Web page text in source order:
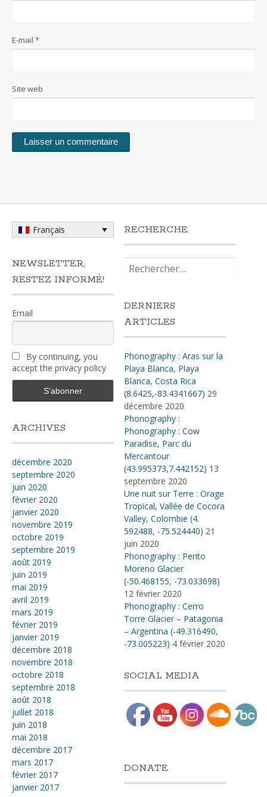
E-mail *
Site web
Français
NEWSLETTER,
RESTEZ INFORMÉ!
Email
By continuing, you
accept the privacy policy
ARCHIVES
décembre 2020
septembre 2020
juin 2020
février 2020
janvier 2020
novembre 2019
octobre 2019
septembre 2019
août 2019
juin 2019
mai 2019
avril 2019
mars 2019
février 2019
janvier 2019
décembre 2018
novembre 2018
octobre 2018
septembre 2018
août 2018
juillet 2018
juin 2018
mai 2018
décembre 2017
mars 2017
février 2017
janvier 2017
RECHERCHE
DERNIERS
ARTICLES
Phonography : Aras sur la
Playa Blanca, Playa
Blanca, Costa Rica
(8.6425,-83.4341667) 29
décembre 2020
Phonography :
Phonography : Cow
Paradise, Parc du
Mercantour
(43.995373,7.442152) 13
septembre 2020
Une nuit sur Terre : Orage
Tropical, Vallée de Cocora
Valley, Colombie (4​.​
592488, -75​.​524440) 21
juin 2020
Phonography : Perito
Moreno Glacier
(-50.468155, -73.033698)
12 février 2020
Phonography : Cerro
Torre Glacier – Patagonia
– Argentina (-49.316490,
-73.005223) 4 février 2020
SOCIAL MEDIA
DONATE